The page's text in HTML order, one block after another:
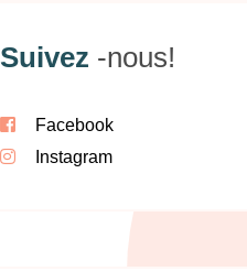
Suivez -nous!
Facebook
Instagram